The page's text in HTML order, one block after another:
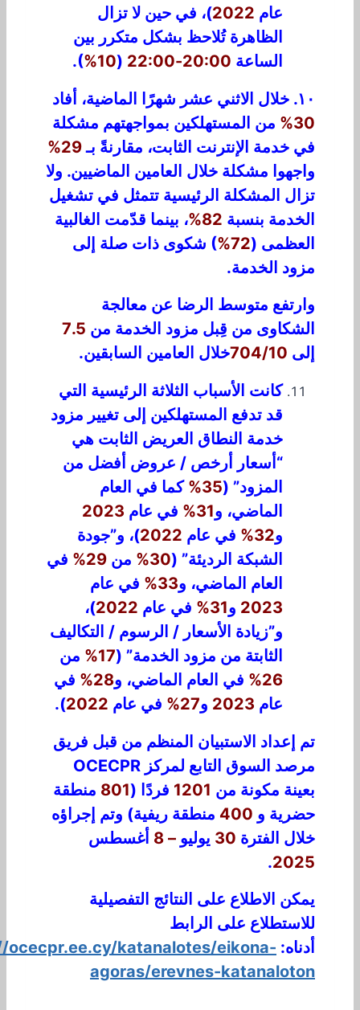
عام 2022)، في حين لا تزال
الظاهرة تُلاحظ بشكل متكرر بين
الساعة 20:00-22:00
(
10%
).
١٠. خلال الاثني عشر شهرًا الماضية، أفاد
30%
من المستهلكين بمواجهتهم مشكلة
في خدمة الإنترنت الثابت، مقارنةً بـ29%
واجهوا مشكلة خلال العامين الماضيين. ولا
تزال المشكلة الرئيسية تتمثل في تشغيل
الخدمة بنسبة
، بينما قدّمت الغالبية
العظمى (72%
) شكوى ذات صلة إلى
مزود الخدمة.
وارتفع متوسط ​​الرضا عن معالجة
الشكاوى من قِبل مزود الخدمة من 7.5
إلى 704/10خلال العامين السابقين.
كانت الأسباب الثلاثة الرئيسية التي
قد تدفع المستهلكين إلى تغيير مزود
خدمة النطاق العريض الثابت هي
“أسعار أرخص / عروض أفضل من
المزود” (35%
كما في العام
الماضي، و31% في عام 2023
و32% في عام 2022)، و”جودة
الشبكة الرديئة” (30% من 29%
في
العام الماضي، و33%
في عام
2023 و31% في عام 2022)،
و”زيادة الأسعار / الرسوم / التكاليف
الثابتة من مزود الخدمة” (17%
من
26%
في العام الماضي، و28%
في
عام 2023 و27% في عام 2022
).
تم إعداد الاستبيان المنظم من قبل فريق
مرصد السوق التابع لمركز OCECPR
بعينة مكونة من 1201 فردًا (801 منطقة
حضرية و 400 منطقة ريفية) وتم إجراؤه
خلال الفترة 30 يوليو – 8
أغسطس
2025
.
يمكن الاطلاع على النتائج التفصيلية
للاستطلاع على الرابط
أدناه: ocecpr.ee.cy/katanalotes/eikona-
agoras/erevnes-katanaloton